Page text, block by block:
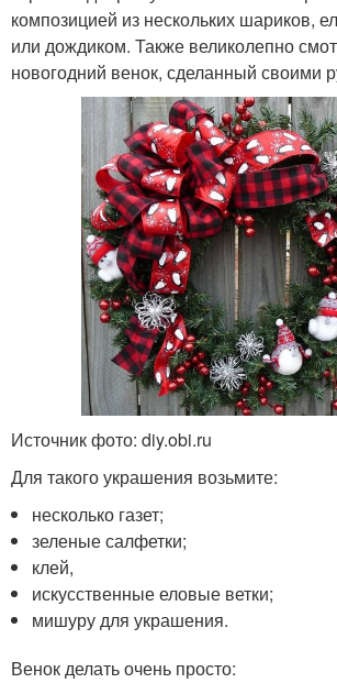
композицией из нескольких шариков,
или дождиком. Также великолепно
новогодний венок, сделанный своими
Источник фото: diy.obi.ru
Для такого украшения возьмите:
несколько газет;
зеленые салфетки;
клей,
искусственные еловые ветки;
мишуру для украшения.
Венок делать очень просто: